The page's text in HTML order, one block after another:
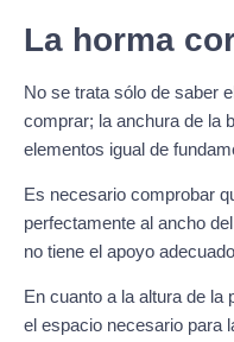
La horma
No se trata sólo de saber
comprar; la anchura de la
elementos igual de
Es necesario comprobar
perfectamente al ancho
no tiene el apoyo
En cuanto a la altura de la
el espacio necesario para